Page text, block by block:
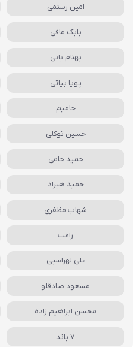
امین رستمی
بابک مافی
بهنام بانی
پویا بیاتی
حامیم
حسین توکلی
حمید حامی
حمید هیراد
شهاب مظفری
راغب
علی لهراسبی
مسعود صادقلو
محسن ابراهیم زاده
7 باند